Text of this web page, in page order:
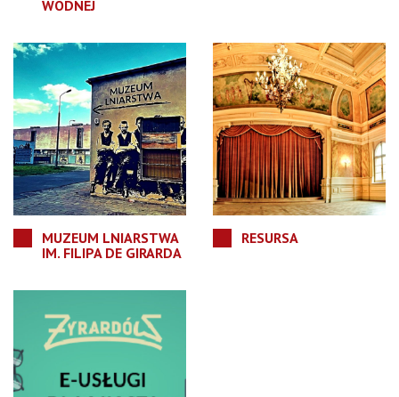
WODNEJ
MUZEUM LNIARSTWA
IM. FILIPA DE GIRARDA
RESURSA